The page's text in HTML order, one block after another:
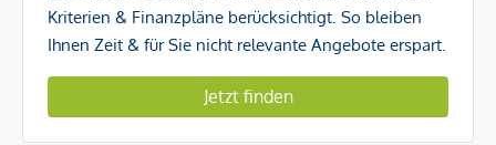
Kriterien & Finanzpläne berücksichtigt. So bleiben
Ihnen Zeit & für Sie nicht relevante Angebote erspart.
Jetzt finden